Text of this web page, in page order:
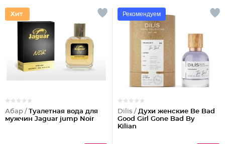
Абар / Туалетная вода для
мужчин Jaguar jump Noir
Рекомендуем
Dilis / Духи женские Be Bad
Good Girl Gone Bad By
Kilian